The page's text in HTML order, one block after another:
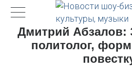
Дмитрий Абзалов:
политолог,